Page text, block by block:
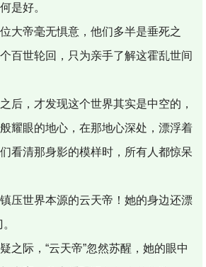
是好。
大帝毫无惧意，他们多半是垂死之
百世轮回，只为亲手了解这霍乱世间
后，才发现这个世界其实是中空的，
耀眼的地心，在那地心深处，漂浮着
看清那身影的模样时，所有人都惊呆
压世界本源的云天帝！她的身边还漂
之际，“云天帝”忽然苏醒，她的眼中